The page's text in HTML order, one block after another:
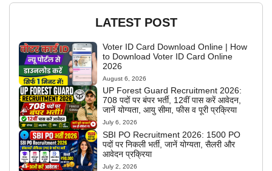
LATEST POST
Voter ID Card Download Online | How
to Download Voter ID Card Online
2026
August 6, 2026
UP Forest Guard Recruitment 2026:
708 पदों पर बंपर भर्ती, 12वीं पास करें आवेदन,
जानें योग्यता, आयु सीमा, फीस व पूरी प्रक्रिया
July 6, 2026
SBI PO Recruitment 2026: 1500 PO
पदों पर निकली भर्ती, जानें योग्यता, सैलरी और
आवेदन प्रक्रिया
July 2, 2026